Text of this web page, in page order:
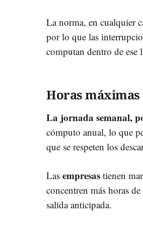
La norma, en cualquier
por lo que las
computan dentro de ese
Horas máximas
La jornada semanal,
cómputo anual, lo que
que se respeten los
Las empresas tienen
concentren más horas
salida anticipada.